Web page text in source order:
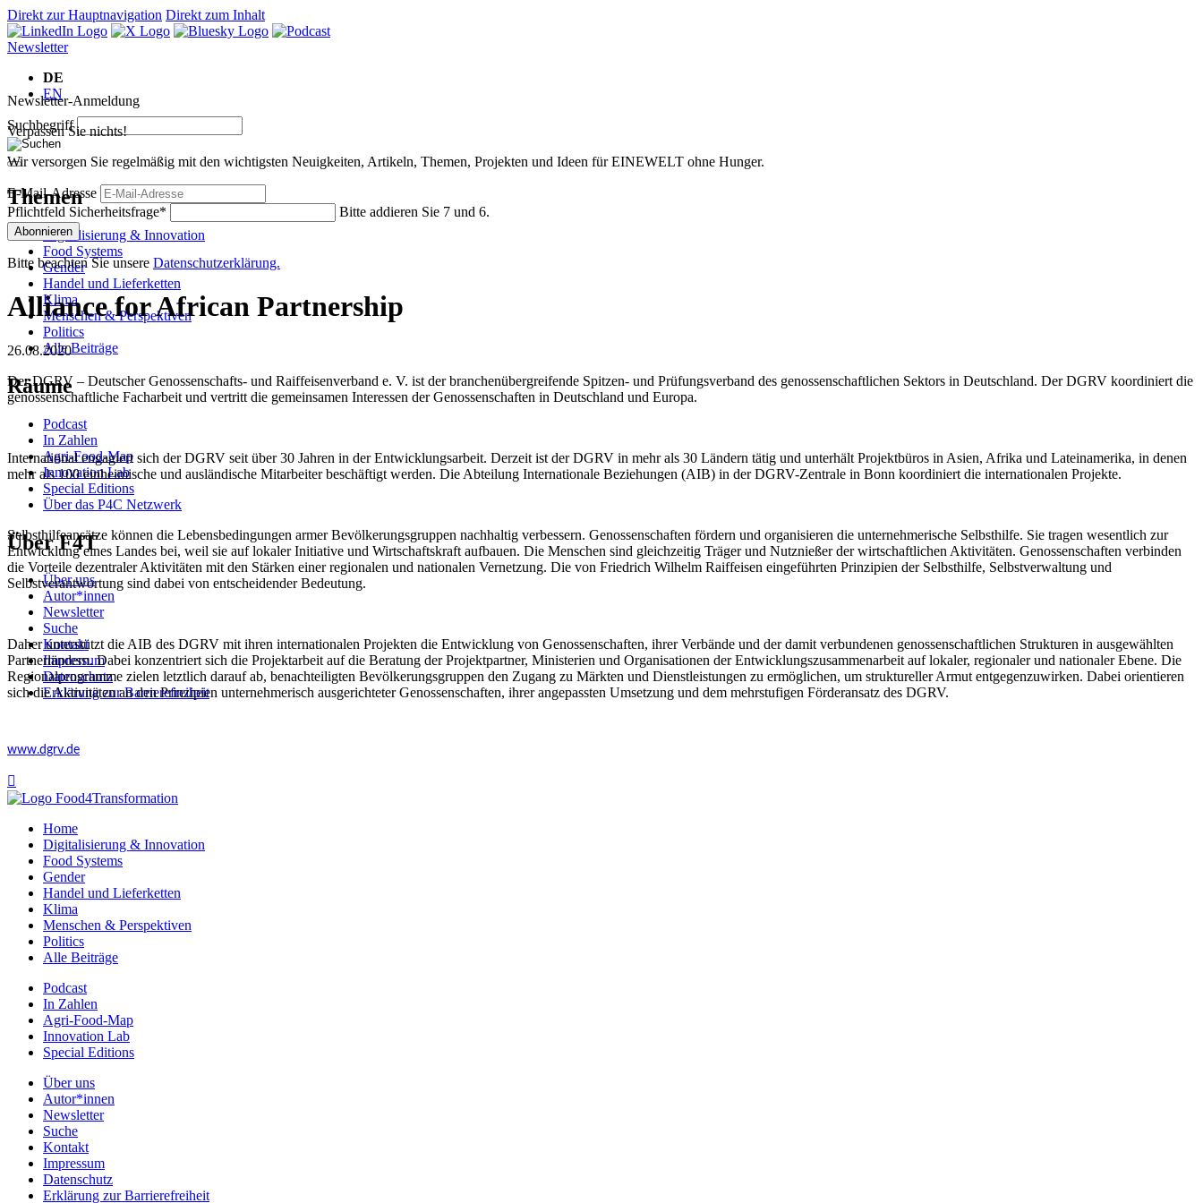
Direkt zur Hauptnavigation Direkt zum Inhalt
Newsletter
DE
EN
Suchbegriff
Themen
Digitalisierung & Innovation
Food Systems
Gender
Handel und Lieferketten
Klima
Menschen & Perspektiven
Politics
Alle Beiträge
Räume
Podcast
In Zahlen
Agri-Food-Map
Innovation Lab
Special Editions
Über das P4C Netzwerk
Über F4T
Über uns
Autor*innen
Newsletter
Suche
Kontakt
Impressum
Datenschutz
Erklärung zur Barrierefreiheit
Newsletter-Anmeldung
Verpassen Sie nichts!
Wir versorgen Sie regelmäßig mit den wichtigsten Neuigkeiten, Artikeln, Themen, Projekten und Ideen für EINEWELT ohne Hunger.
E-Mail-Adresse
Pflichtfeld Sicherheitsfrage* Bitte addieren Sie 7 und 6.
Abonnieren
Bitte beachten Sie unsere Datenschutzerklärung.
Alliance for African Partnership
26.08.2020
Der DGRV – Deutscher Genossenschafts- und Raiffeisenverband e. V. ist der branchenübergreifende Spitzen- und Prüfungsverband des genossenschaftlichen Sektors in Deutschland. Der DGRV koordiniert die
genossenschaftliche Facharbeit und vertritt die gemeinsamen Interessen der Genossenschaften in Deutschland und Europa.
International engagiert sich der DGRV seit über 30 Jahren in der Entwicklungsarbeit. Derzeit ist der DGRV in mehr als 30 Ländern tätig und unterhält Projektbüros in Asien, Afrika und Lateinamerika, in denen
mehr als 100 einheimische und ausländische Mitarbeiter beschäftigt werden. Die Abteilung Internationale Beziehungen (AIB) in der DGRV-Zentrale in Bonn koordiniert die internationalen Projekte.
Selbsthilfeansätze können die Lebensbedingungen armer Bevölkerungsgruppen nachhaltig verbessern. Genossenschaften fördern und organisieren die unternehmerische Selbsthilfe. Sie tragen wesentlich zur
Entwicklung eines Landes bei, weil sie auf lokaler Initiative und Wirtschaftskraft aufbauen. Die Menschen sind gleichzeitig Träger und Nutznießer der wirtschaftlichen Aktivitäten. Genossenschaften verbinden
die Vorteile dezentraler Aktivitäten mit den Stärken einer regionalen und nationalen Vernetzung. Die von Friedrich Wilhelm Raiffeisen eingeführten Prinzipien der Selbsthilfe, Selbstverwaltung und
Selbstverantwortung sind dabei von entscheidender Bedeutung.
Daher unterstützt die AIB des DGRV mit ihren internationalen Projekten die Entwicklung von Genossenschaften, ihrer Verbände und der damit verbundenen genossenschaftlichen Strukturen in ausgewählten
Partnerländern. Dabei konzentriert sich die Projektarbeit auf die Beratung der Projektpartner, Ministerien und Organisationen der Entwicklungszusammenarbeit auf lokaler, regionaler und nationaler Ebene. Die
Regionalprogramme zielen letztlich darauf ab, benachteiligten Bevölkerungsgruppen den Zugang zu Märkten und Dienstleistungen zu ermöglichen, um struktureller Armut entgegenzuwirken. Dabei orientieren
sich die Aktivitäten an den Prinzipien unternehmerisch ausgerichteter Genossenschaften, ihrer angepassten Umsetzung und dem mehrstufigen Förderansatz des DGRV.
www.dgrv.de

Home
Digitalisierung & Innovation
Food Systems
Gender
Handel und Lieferketten
Klima
Menschen & Perspektiven
Politics
Alle Beiträge
Podcast
In Zahlen
Agri-Food-Map
Innovation Lab
Special Editions
Über uns
Autor*innen
Newsletter
Suche
Kontakt
Impressum
Datenschutz
Erklärung zur Barrierefreiheit